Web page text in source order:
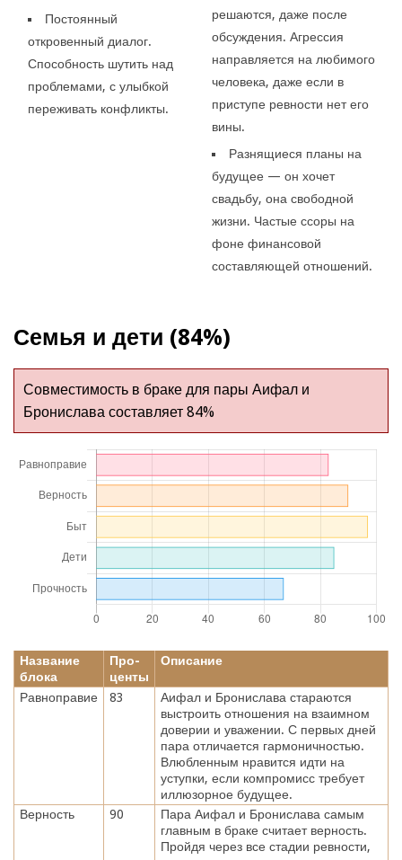
Постоянный
откровенный диалог.
Способность шутить над
проблемами, с улыбкой
переживать конфликты.
решаются, даже после
обсуждения. Агрессия
направляется на любимого
человека, даже если в
приступе ревности нет его
вины.
Разнящиеся планы на
будущее — он хочет
свадьбу, она свободной
жизни. Частые ссоры на
фоне финансовой
составляющей отношений.
Семья и дети (84%)
Совместимость в браке для пары Аифал и
Бронислава составляет 84%
Название
блока
Про-
центы
Описание
Равноправие 83
Аифал и Бронислава стараются
выстроить отношения на взаимном
доверии и уважении. С первых дней
пара отличается гармоничностью.
Влюбленным нравится идти на
уступки, если компромисс требует
иллюзорное будущее.
Верность
90
Пара Аифал и Бронислава самым
главным в браке считает верность.
Пройдя через все стадии ревности,